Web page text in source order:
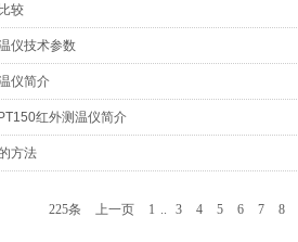
较
仪技术参数
仪简介
红外测温仪简介
方法
225条 上一页 1 .. 3 4 5 6 7 8